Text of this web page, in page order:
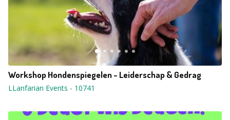
Workshop Hondenspiegelen - Leiderschap & Gedrag
LLanfarian Events - 10741